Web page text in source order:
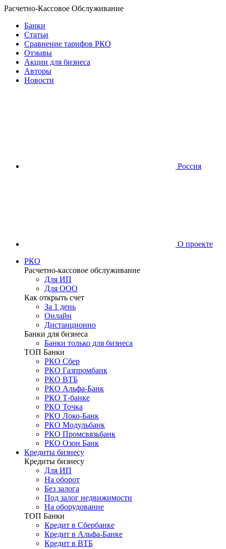
Расчетно-Кассовое Обслуживание
Банки
Статьи
Сравнение тарифов РКО
Отзывы
Акции для бизнеса
Авторы
Новости
Россия
О проекте
РКО
Расчетно-кассовое обслуживание
Для ИП
Для ООО
Как открыть счет
За 1 день
Онлайн
Дистанционно
Банки для бизнеса
Банки только для бизнеса
ТОП Банки
РКО Сбер
РКО Газпромбанк
РКО ВТБ
РКО Альфа-Банк
РКО Т-банке
РКО Точка
РКО Локо-Банк
РКО Модульбанк
РКО Промсвязьбанк
РКО Озон Банк
Кредиты бизнесу
Кредиты бизнесу
Для ИП
На оборот
Без залога
Под залог недвижимости
На оборудование
ТОП Банки
Кредит в Сбербанке
Кредит в Альфа-Банке
Кредит в ВТБ